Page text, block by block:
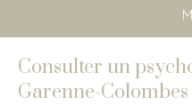
Consulter un
Garenne-Colombes